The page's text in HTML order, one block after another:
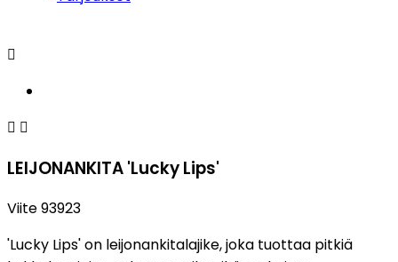

 
LEIJONANKITA 'Lucky Lips'
Viite93923
'Lucky Lips' on leijonankitalajike, joka tuottaa pitkiä